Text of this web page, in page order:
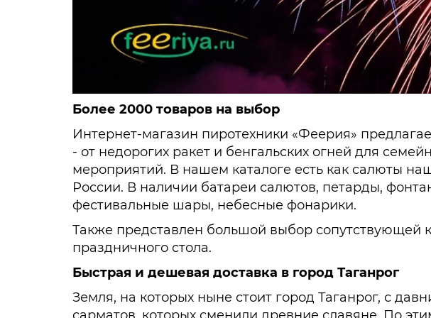
Более 2000 товаров на выбор
Интернет-магазин пиротехники «Феерия»
- от недорогих ракет и бенгальских огней для
мероприятий. В нашем каталоге есть как салюты
России. В наличии батареи салютов, петарды,
фестивальные шары, небесные фонарики.
Также представлен большой выбор сопутствующей
праздничного стола.
Быстрая и дешевая доставка в город Таганрог
Земля, на которых ныне стоит город Таганрог, с